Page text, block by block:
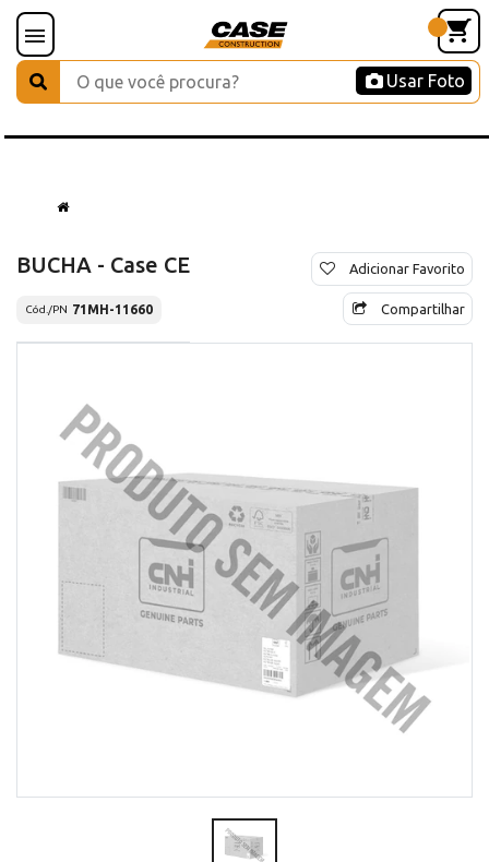
Usar Foto
BUCHA - Case CE
Cód./PN 71MH-11660
Adicionar Favorito
Compartilhar